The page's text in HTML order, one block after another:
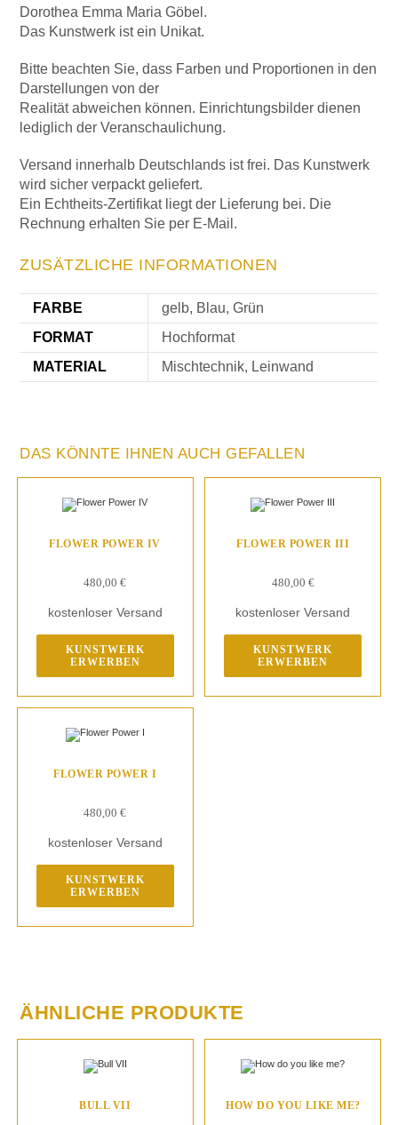
Dorothea Emma Maria Göbel.
Das Kunstwerk ist ein Unikat.
Bitte beachten Sie, dass Farben und Proportionen in den
Darstellungen von der
Realität abweichen können. Einrichtungsbilder dienen
lediglich der Veranschaulichung.
Versand innerhalb Deutschlands ist frei. Das Kunstwerk
wird sicher verpackt geliefert.
Ein Echtheits-Zertifikat liegt der Lieferung bei. Die
Rechnung erhalten Sie per E-Mail.
ZUSÄTZLICHE INFORMATIONEN
FARBE
gelb, Blau, Grün
FORMAT
Hochformat
MATERIAL
Mischtechnik, Leinwand
DAS KÖNNTE IHNEN AUCH GEFALLEN
FLOWER POWER IV
480,00€
kostenloser Versand
KUNSTWERK
ERWERBEN
FLOWER POWER III
480,00 €
kostenloser Versand
KUNSTWERK
ERWERBEN
FLOWER POWER I
480,00€
kostenloser Versand
KUNSTWERK
ERWERBEN
ÄHNLICHE PRODUKTE
BULL VII HOW DO YOU LIKE ME?